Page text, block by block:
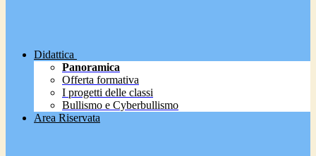
Didattica
Panoramica
Offerta formativa
I progetti delle classi
Bullismo e Cyberbullismo
Area Riservata